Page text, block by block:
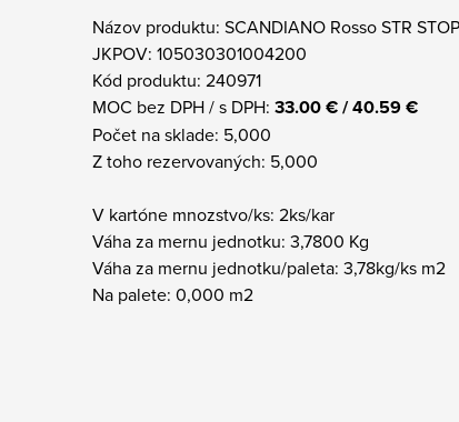
Názov produktu: SCANDIANO Rosso STR
JKPOV: 105030301004200
Kód produktu: 240971
MOC bez DPH / s DPH: 33.00 € / 40.59 €
Počet na sklade: 5,000
Z toho rezervovaných: 5,000
V kartóne mnozstvo/ks: 2ks/kar
Váha za mernu jednotku: 3,7800 Kg
Váha za mernu jednotku/paleta: 3,78kg/ks m2
Na palete: 0,000 m2